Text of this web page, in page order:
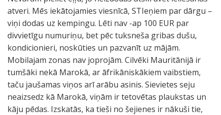
atveri. Mēs iekātojamies viesnīcā, STIeņiem par dārgu –
viņi dodas uz kempingu. Lēti nav -ap 100 EUR par
divvietīgu numuriņu, bet pēc tuksneša gribas dušu,
kondicionieri, noskūties un pazvanīt uz mājām.
Mobilajam zonas nav joprojām. Cilvēki Mauritānijā ir
tumšāki nekā Marokā, ar āfrikāniskākiem vaibstiem,
taču jaušamas viņos arī arābu asinis. Sievietes seju
neaizsedz kā Marokā, viņām ir tetovētas plaukstas un
kāju pēdas. Izskatās, ka tieši no šejienes ir nākuši tie,